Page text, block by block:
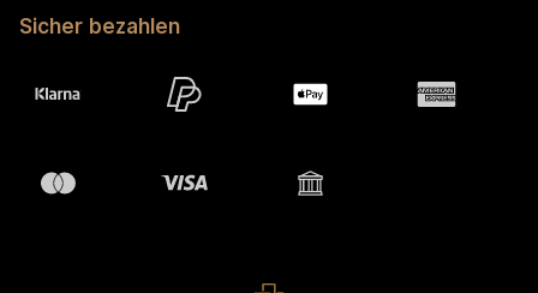
Sicher bezahlen